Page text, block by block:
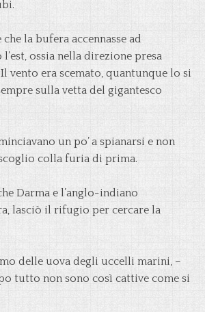
che la bufera accennasse ad
ossia nella direzione presa
vento era scemato, quantunque lo si
sulla vetta del gigantesco
un po’ a spianarsi e non
colla furia di prima.
Darma e l’anglo-indiano
lasciò il rifugio per cercare la
delle uova degli uccelli marini, –
tutto non sono così cattive come si